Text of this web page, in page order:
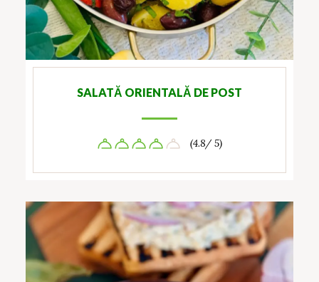
SALATĂ ORIENTALĂ DE POST
(4.8/ 5)